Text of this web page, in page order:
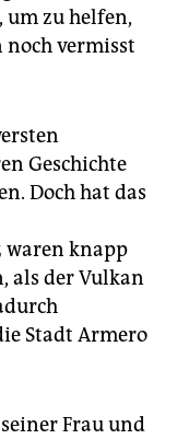
zu helfen,
noch vermisst
Geschichte
Doch hat das
waren knapp
als der Vulkan
Stadt Armero
Frau und